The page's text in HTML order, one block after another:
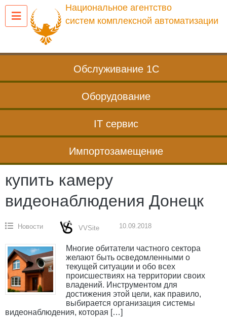
Перейти
содержанию
Национальное агентство
систем комплексной автоматизации
Обслуживание 1С
Оборудование
IT сервис
Импортозамещение
купить камеру
видеонаблюдения Донецк
Новости VVSite 10.09.2018
Многие обитатели частного сектора
желают быть осведомленными о
текущей ситуации и обо всех
происшествиях на территории своих
владений. Инструментом для
достижения этой цели, как правило,
выбирается организация системы
видеонаблюдения, которая […]